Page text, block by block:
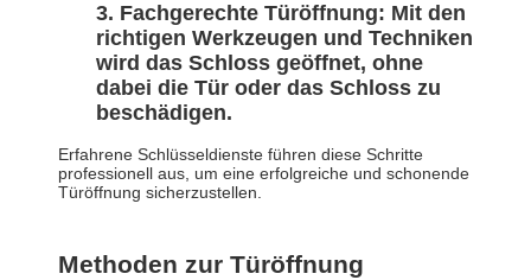
Fachgerechte Türöffnung: Mit den
richtigen Werkzeugen und Techniken
wird das Schloss geöffnet, ohne
dabei die Tür oder das Schloss zu
beschädigen.
Erfahrene Schlüsseldienste führen diese Schritte
professionell aus, um eine erfolgreiche und schonende
Türöffnung sicherzustellen.
Methoden zur Türöffnung